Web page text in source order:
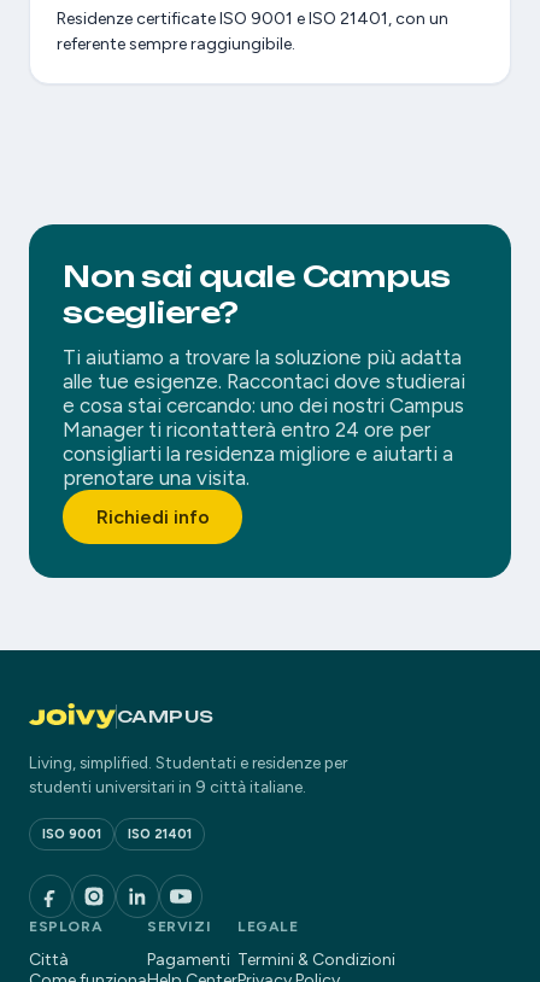
Residenze certificate ISO 9001 e ISO 21401, con un
referente sempre raggiungibile.
Non sai quale Campus
scegliere?
Ti aiutiamo a trovare la soluzione più adatta
alle tue esigenze. Raccontaci dove studierai
e cosa stai cercando: uno dei nostri Campus
Manager ti ricontatterà entro 24 ore per
consigliarti la residenza migliore e aiutarti a
prenotare una visita.
Richiedi info
CAMPUS
Living, simplified. Studentati e residenze per
studenti universitari in 9 città italiane.
ISO 9001 ISO 21401
ESPLORA
Città
SERVIZI
Pagamenti
LEGALE
Termini & Condizioni